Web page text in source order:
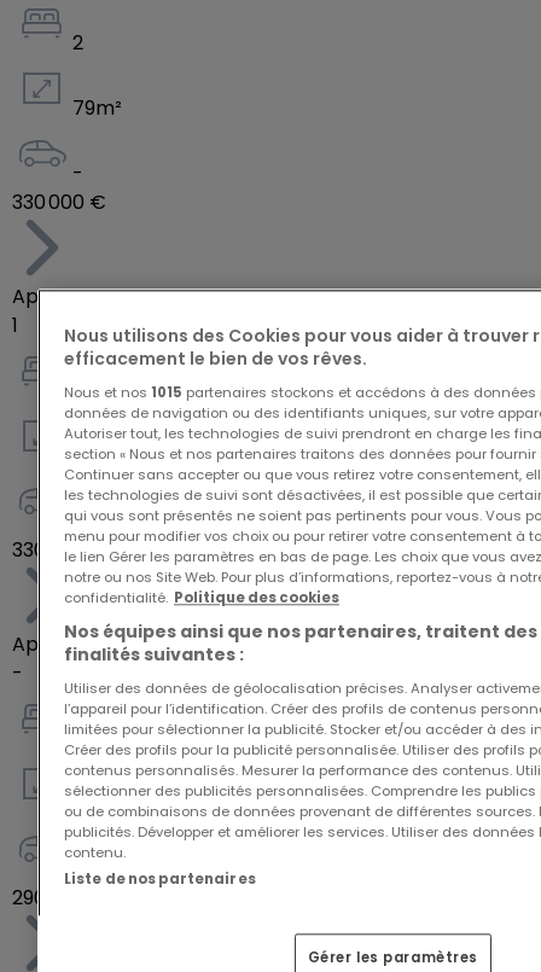
2
79m²
-
330 000 €
Appartement
1
2
79m²
-
330 000 €
Appartement
-
2
73m²
-
290 000 €
Nous utilisons des Cookies pour vous aider à trouver
efficacement le bien de vos rêves.
Nous et nos 1015 partenaires stockons et accédons à des
données de navigation ou des identifiants uniques, sur votre
Autoriser tout, les technologies de suivi prendront en charge les
section « Nous et nos partenaires traitons des données pour fournir
Continuer sans accepter ou que vous retirez votre consentement,
les technologies de suivi sont désactivées, il est possible que
qui vous sont présentés ne soient pas pertinents pour vous. Vous
menu pour modifier vos choix ou pour retirer votre consentement à
le lien Gérer les paramètres en bas de page. Les choix que vous
notre ou nos Site Web. Pour plus d’informations, reportez-vous à
confidentialité. Politique des cookies
Nos équipes ainsi que nos partenaires, traitent
finalités suivantes :
Utiliser des données de géolocalisation précises. Analyser
l’appareil pour l’identification. Créer des profils de contenus
limitées pour sélectionner la publicité. Stocker et/ou accéder à des
Créer des profils pour la publicité personnalisée. Utiliser des profils
contenus personnalisés. Mesurer la performance des contenus.
sélectionner des publicités personnalisées. Comprendre les
ou de combinaisons de données provenant de différentes sources.
publicités. Développer et améliorer les services. Utiliser des
contenu.
Liste de nos partenaires
Gérer les paramètres